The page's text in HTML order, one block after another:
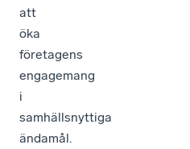
att
öka
företagens
engagemang
i
samhällsnyttiga
ändamål.